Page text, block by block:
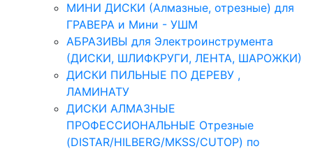
МИНИ ДИСКИ (Алмазные, отрезные) для
ГРАВЕРА и Мини - УШМ
АБРАЗИВЫ для Электроинструмента
(ДИСКИ, ШЛИФКРУГИ, ЛЕНТА, ШАРОЖКИ)
ДИСКИ ПИЛЬНЫЕ ПО ДЕРЕВУ ,
ЛАМИНАТУ
ДИСКИ АЛМАЗНЫЕ
ПРОФЕССИОНАЛЬНЫЕ Отрезные
(DISTAR/HILBERG/MKSS/CUTOP) по